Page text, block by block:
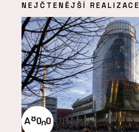
NEJČTENĚJŠÍ REALIZACE